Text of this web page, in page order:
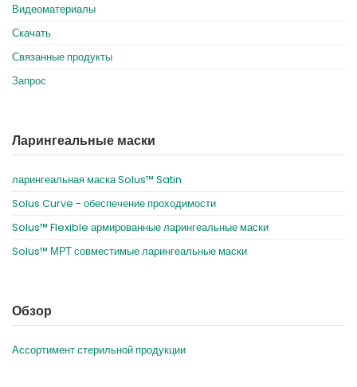
Видеоматериалы
Скачать
Связанные продукты
Запрос
Ларингеальные маски
ларингеальная маска Solus™ Satin
Solus Curve - обеспечение проходимости
Solus™ Flexible армированные ларингеальные маски
Solus™ МРТ совместимые ларингеальные маски
Обзор
Ассортимент стерильной продукции